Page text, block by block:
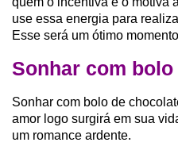
use essa energia para
Esse será um ótimo
Sonhar com
Sonhar com bolo de
amor logo surgirá em sua
um romance ardente.